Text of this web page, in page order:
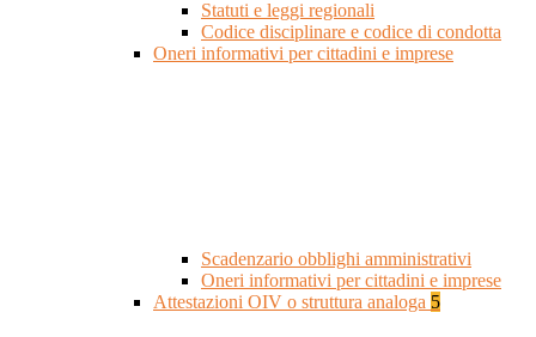
Statuti e leggi regionali
Codice disciplinare e codice di condotta
Oneri informativi per cittadini e imprese
Scadenzario obblighi amministrativi
Oneri informativi per cittadini e imprese
Attestazioni OIV o struttura analoga 5